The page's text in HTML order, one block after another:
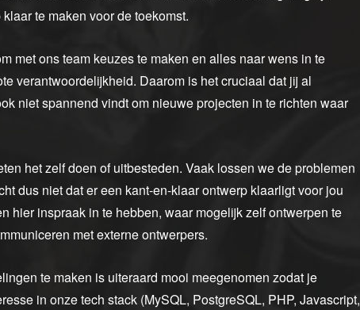
te maken voor de toekomst.
met ons team keuzes te maken en alles naar wens in te
verantwoordelijkheid. Daarom is het cruciaal dat jij al
niet spannend vindt om nieuwe projecten in te richten waar
het zelf doen of uitbesteden. Vaak lossen we de problemen
dus niet dat er een kant-en-klaar ontwerp klaarligt voor jou
hier inspraak in te hebben, waar mogelijk zelf ontwerpen te
met externe ontwerpers.
te maken is uiteraard mooi meegenomen zodat je
in onze tech stack (MySQL, PostgreSQL, PHP, Javascript,